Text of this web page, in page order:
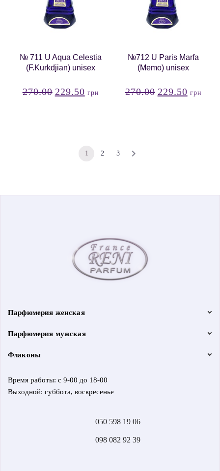
№ 711 U Aqua Celestia
(F.Kurkdjian) unisex
270.00 229.50 грн
№712 U Paris Marfa
(Memo) unisex
270.00 229.50 грн
1 2 3
Парфюмерия женская
Парфюмерия мужская
Флаконы
Время работы: с 9-00 до 18-00
Выходной: суббота, воскресенье
050 598 19 06
098 082 92 39